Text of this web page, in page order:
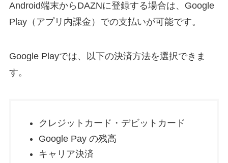
Android端末からDAZNに登録する場合は、Google
Play（アプリ内課金）での支払いが可能です。
Google Playでは、以下の決済方法を選択できま
す。
クレジットカード・デビットカード
Google Pay の残高
キャリア決済